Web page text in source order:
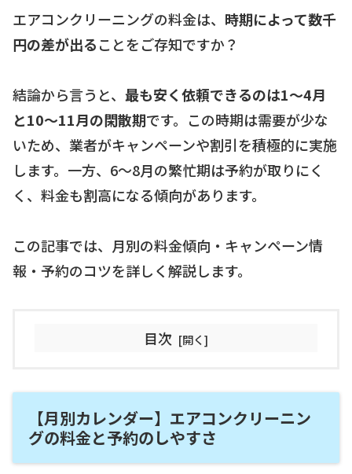
エアコンクリーニングの料金は、 時期によって数千
円の差が出ることをご存知ですか？
結論から言うと、 最も安く依頼できるのは1〜4月
と10〜11月の閑散期です。この時期は需要が少な
いため、業者がキャンペーンや割引を積極的に実施
します。一方、6〜8月の繁忙期は予約が取りにく
く、料金も割高になる傾向があります。
この記事では、月別の料金傾向・キャンペーン情
報・予約のコツを詳しく解説します。
目次
【月別カレンダー】エアコンクリーニン
グの料金と予約のしやすさ